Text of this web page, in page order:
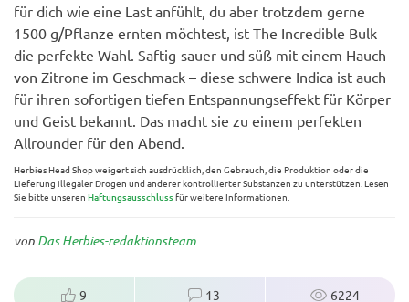
für dich wie eine Last anfühlt, du aber trotzdem gerne
1500 g/Pflanze ernten möchtest, ist The Incredible Bulk
die perfekte Wahl. Saftig-sauer und süß mit einem Hauch
von Zitrone im Geschmack – diese schwere Indica ist auch
für ihren sofortigen tiefen Entspannungseffekt für Körper
und Geist bekannt. Das macht sie zu einem perfekten
Allrounder für den Abend.
Herbies Head Shop weigert sich ausdrücklich, den Gebrauch, die Produktion oder die
Lieferung illegaler Drogen und anderer kontrollierter Substanzen zu unterstützen. Lesen
Sie bitte unseren Haftungsausschlussfür weitere Informationen.
von Das Herbies-redaktionsteam
9 13 6224